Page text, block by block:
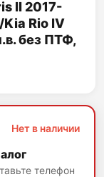
II 2017-
Rio IV
без ПТФ,
Нет в наличии
телефон